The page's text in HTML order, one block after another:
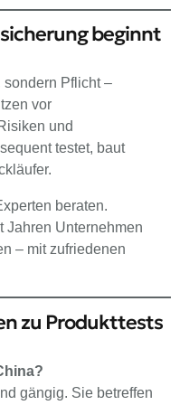
beginnt
sondern Pflicht –
vor
und
testet, baut
beraten.
Jahren Unternehmen
– mit zufriedenen
zu Produkttests
gängig. Sie betreffen